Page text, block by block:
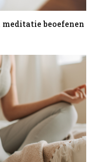
meditatie beoefenen